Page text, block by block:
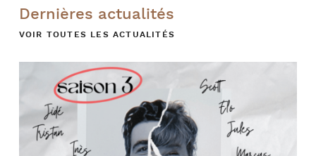
Dernières actualités
VOIR TOUTES LES ACTUALITÉS